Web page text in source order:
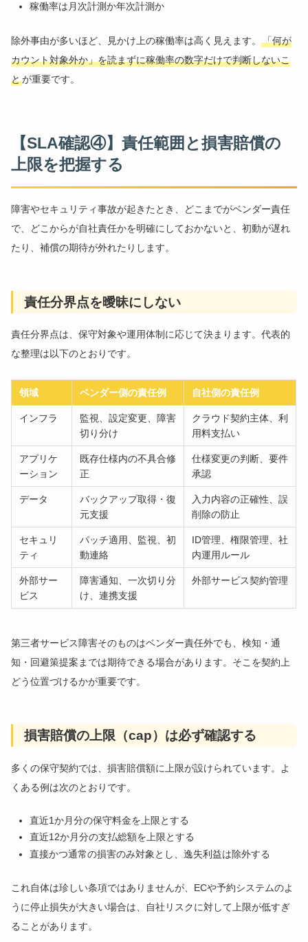
稼働率は月次計測か年次計測か
除外事由が多いほど、見かけ上の稼働率は高く見えます。「何が
カウント対象外か」を読まずに稼働率の数字だけで判断しないこ
とが重要です。
【SLA確認④】責任範囲と損害賠償の
上限を把握する
障害やセキュリティ事故が起きたとき、どこまでがベンダー責任
で、どこからが自社責任かを明確にしておかないと、初動が遅れ
たり、補償の期待が外れたりします。
責任分界点を曖昧にしない
責任分界点は、保守対象や運用体制に応じて決まります。代表的
な整理は以下のとおりです。
領域 ベンダー側の責任例 自社側の責任例
インフラ
監視、設定変更、障害
切り分け
クラウド契約主体、利
用料支払い
アプリケ
ーション
既存仕様内の不具合修
正
仕様変更の判断、要件
承認
データ
バックアップ取得・復
元支援
入力内容の正確性、誤
削除の防止
セキュリ
ティ
パッチ適用、監視、初
動連絡
ID管理、権限管理、社
内運用ルール
外部サー
ビス
障害通知、一次切り分
け、連携支援
外部サービス契約管理
第三者サービス障害そのものはベンダー責任外でも、検知・通
知・回避策提案までは期待できる場合があります。そこを契約上
どう位置づけるかが重要です。
損害賠償の上限（cap）は必ず確認する
多くの保守契約では、損害賠償額に上限が設けられています。よ
くある例は次のとおりです。
直近1か月分の保守料金を上限とする
直近12か月分の支払総額を上限とする
直接かつ通常の損害のみ対象とし、逸失利益は除外する
これ自体は珍しい条項ではありませんが、ECや予約システムのよ
うに停止損失が大きい場合は、自社リスクに対して上限が低すぎ
ることがあります。